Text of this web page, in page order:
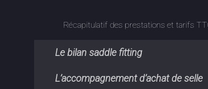
Récapitulatif des prestations et tarifs
Le bilan saddle fitting
L’accompagnement d’achat de selle